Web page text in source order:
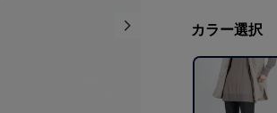
カラー選択